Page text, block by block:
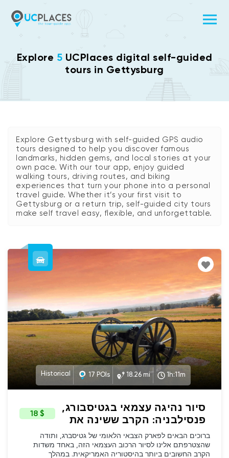
Explore 5 UCPlaces digital self-guided
tours in Gettysburg
Explore Gettysburg with self-guided GPS audio
tours designed to help you discover famous
landmarks, hidden gems, and local stories at your
own pace. With our tour app, enjoy guided
walking tours, driving routes, and biking
experiences that turn your phone into a personal
travel guide. Whether it’s your first visit to
Gettysburg or a return trip, self-guided city tours
make self travel easy, flexible, and unforgettable.
Historical 17 POIs 18.26 mi 1h:11m
סיור נהיגה עצמאי בגטיסבורג,
פנסילבניה: הקרב ששינה את
אמריקה (Hebrew)
$ 18
ברוכים הבאים לפארק הצבאי הלאומי של גטיסברג, ותודה
שהצטרפתם אלינו לסיור הרכוב העצמאי הזה, באחד משדות
הקרב החשובים ביותר בהיסטוריה האמריקאית. במהלך